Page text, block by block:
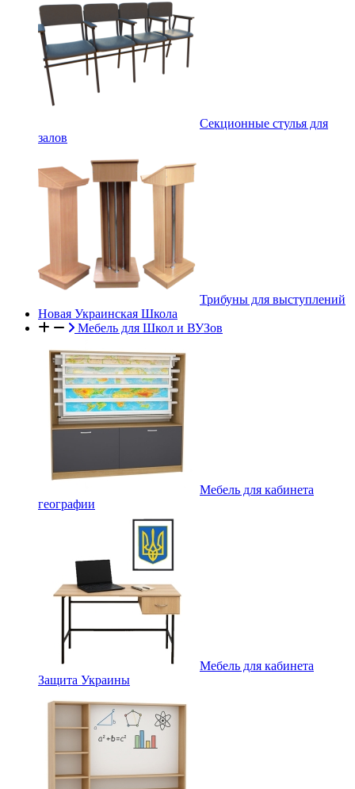
Секционные стулья для
залов
Трибуны для выступлений
Новая Украинская Школа
Мебель для Школ и ВУЗов
Мебель для кабинета
географии
Мебель для кабинета
Защита Украины